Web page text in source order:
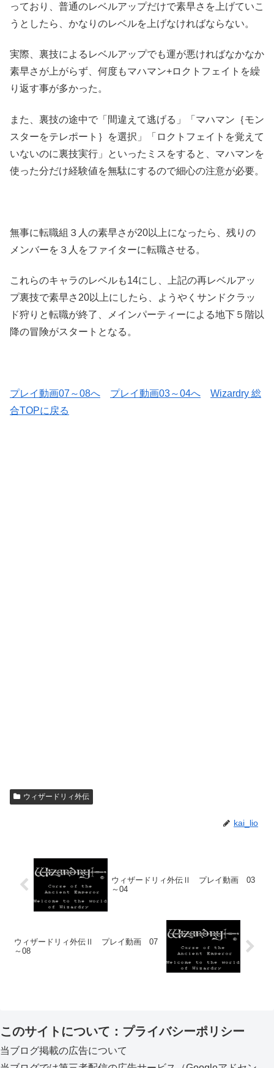
っており、普通のレベルアップだけで素早さを上げていこ
うとしたら、かなりのレベルを上げなければならない。
実際、裏技によるレベルアップでも運が悪ければなかなか
素早さが上がらず、何度もマハマン+ロクトフェイトを繰
り返す事が多かった。
また、裏技の途中で「間違えて逃げる」「マハマン｛モン
スターをテレポート｝を選択」「ロクトフェイトを覚えて
いないのに裏技実行」といったミスをすると、マハマンを
使った分だけ経験値を無駄にするので細心の注意が必要。
無事に転職組３人の素早さが20以上になったら、残りの
メンバーを３人をファイターに転職させる。
これらのキャラのレベルも14にし、上記の再レベルアッ
プ裏技で素早さ20以上にしたら、ようやくサンドクラッ
ド狩りと転職が終了、メインパーティーによる地下５階以
降の冒険がスタートとなる。
プレイ動画07～08へ プレイ動画03～04へ
Wizardry 総
合TOPに戻る
ウィザードリィ外伝
kai_lio
ウィザードリィ外伝Ⅱ プレイ動画 03
～04
ウィザードリィ外伝Ⅱ プレイ動画 07
～08
このサイトについて：プライバシーポリシー
当ブログ掲載の広告について